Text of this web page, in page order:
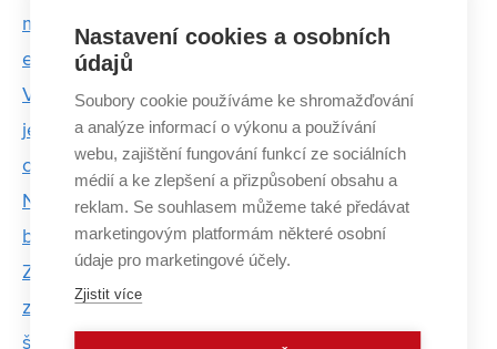
maximum. Pomáhat má zejména v rozvoji
elektromobility
Vodní pára je nejúčinnějším skleníkovým plynem,
její efekt si studenti FEKT VUT budou moci sami
ověřit
Neuronová síť pomůže s klasifikací nádorových
buněk. Studenti FEKT s ní uspěli v soutěži
Za diagnostiku pomocí pokročilých metod
zpracování obrazu získal student Cenu Ministra
školství ČR
Nastavení cookies a osobních
údajů
Soubory cookie používáme ke shromažďování
a analýze informací o výkonu a používání
webu, zajištění fungování funkcí ze sociálních
médií a ke zlepšení a přizpůsobení obsahu a
reklam. Se souhlasem můžeme také předávat
marketingovým platformám některé osobní
údaje pro marketingové účely.
Zjistit více